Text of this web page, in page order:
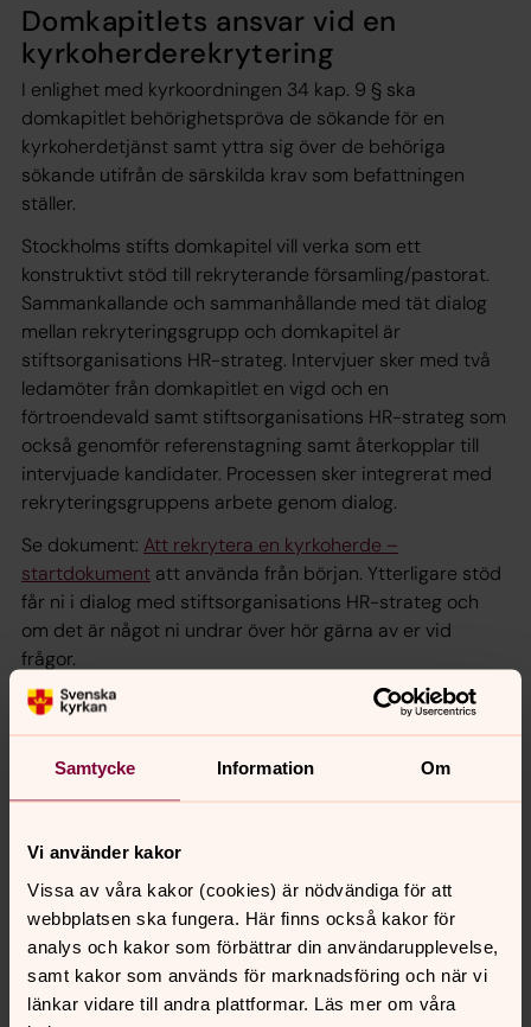
Samtycke Information Om
Vi använder kakor
Vissa av våra kakor (cookies) är nödvändiga för att
webbplatsen ska fungera. Här finns också kakor för
analys och kakor som förbättrar din användarupplevelse,
samt kakor som används för marknadsföring och när vi
länkar vidare till andra plattformar. Läs mer om våra
Domkapitlets ansvar vid en
kyrkoherderekrytering
I enlighet med kyrkoordningen 34 kap. 9 § ska
domkapitlet behörighetspröva de sökande för en
kyrkoherdetjänst samt yttra sig över de behöriga
sökande utifrån de särskilda krav som befattningen
ställer.
Stockholms stifts domkapitel vill verka som ett
konstruktivt stöd till rekryterande församling/pastorat.
Sammankallande och sammanhållande med tät dialog
mellan rekryteringsgrupp och domkapitel är
stiftsorganisations HR-strateg. Intervjuer sker med två
ledamöter från domkapitlet en vigd och en
förtroendevald samt stiftsorganisations HR-strateg som
också genomför referenstagning samt återkopplar till
intervjuade kandidater. Processen sker integrerat med
rekryteringsgruppens arbete genom dialog.
Se dokument: Att rekrytera en kyrkoherde –
startdokument att använda från början. Ytterligare stöd
får ni i dialog med stiftsorganisations HR-strateg och
om det är något ni undrar över hör gärna av er vid
frågor.
Om tillförordnad kyrkoherde
I samband med en kyrkoherderekrytering kan det
uppstå ett glapp från när den avgående kyrkoherden
tillförordnad kyrkoherde.
Innan någon anställs som tillförordnad kyrkoherde för en
tidsperiod längre än tre månader behöver det göras en
behörighetsprövning hos domkapitlet. Detsamma gäller
om flera på varandra följande vikariat tillsammans
överstiger tre månader. Behörig för en sådan anställning